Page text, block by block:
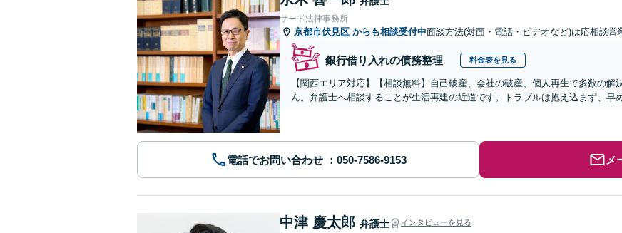
サード法律事務所
京都市伏見区 からも相談受付中面談方法(対面・電話・ビデオなど)は応相談営
銀行借り入れの債務整理 料金表を見る
【関西エリア対応】【相談無料】自己破産、会社の破産、個人再生で多数の
ん。弁護士へ相談することが生活再建の近道です。トラブルは抱え込まず、早
電話でお問い合わせ メ
中津 慶太郎 弁護士 インタビューを見る